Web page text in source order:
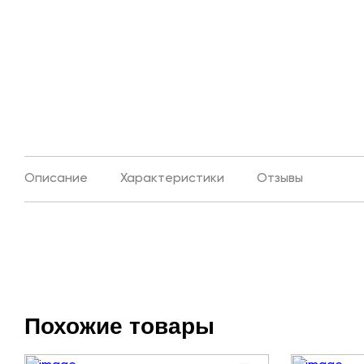
Описание Характеристики Отзывы
Похожие товары